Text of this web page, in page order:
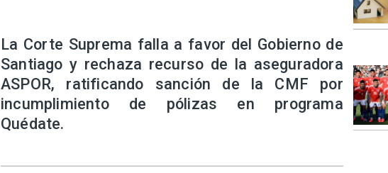
La Corte Suprema falla a favor del Gobierno de
Santiago y rechaza recurso de la aseguradora
ASPOR, ratificando sanción de la CMF por
incumplimiento de pólizas en programa
Quédate.